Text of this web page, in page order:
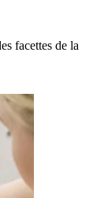
facettes de la